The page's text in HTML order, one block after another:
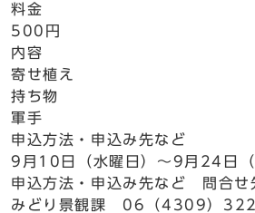
料金
500円
内容
寄せ植え
持ち物
軍手
申込方法・申込み先など
9月10日（水曜日）～9月24日（
申込方法・申込み先など 問合せ
みどり景観課 06（4309）